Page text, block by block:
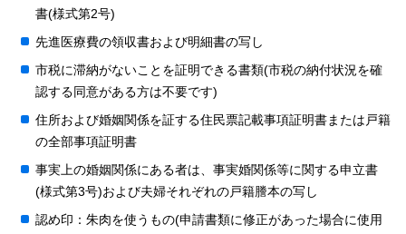
書(様式第2号)
先進医療費の領収書および明細書の写し
市税に滞納がないことを証明できる書類(市税の納付状況を確
認する同意がある方は不要です)
住所および婚姻関係を証する住民票記載事項証明書または戸籍
の全部事項証明書
事実上の婚姻関係にある者は、事実婚関係等に関する申立書
(様式第3号)および夫婦それぞれの戸籍謄本の写し
認め印：朱肉を使うもの(申請書類に修正があった場合に使用